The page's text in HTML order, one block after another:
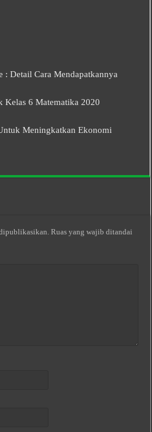
: Detail Cara Mendapatkannya
Kelas 6 Matematika 2020
Meningkatkan Ekonomi
Ruas yang wajib ditandai